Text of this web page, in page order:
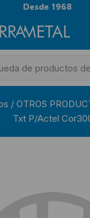
Desde 1968
/ OTROS
Txt P/Actel